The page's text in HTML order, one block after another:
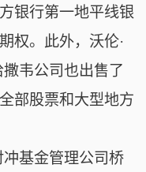
银行第一地平线银
权。此外，沃伦·
韦公司也出售了
部股票和大型地方
冲基金管理公司桥